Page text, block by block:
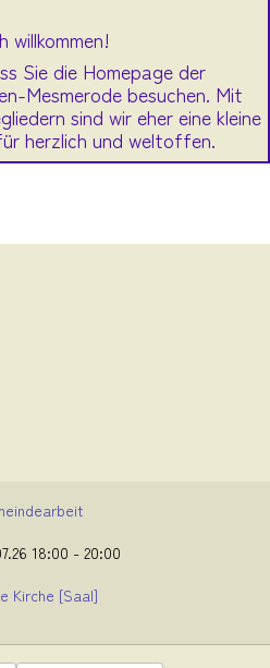
willkommen!
Sie die Homepage der
Mesmerode besuchen. Mit
sind wir eher eine kleine
herzlich und weltoffen.
18:00 - 20:00
Kirche [Saal]